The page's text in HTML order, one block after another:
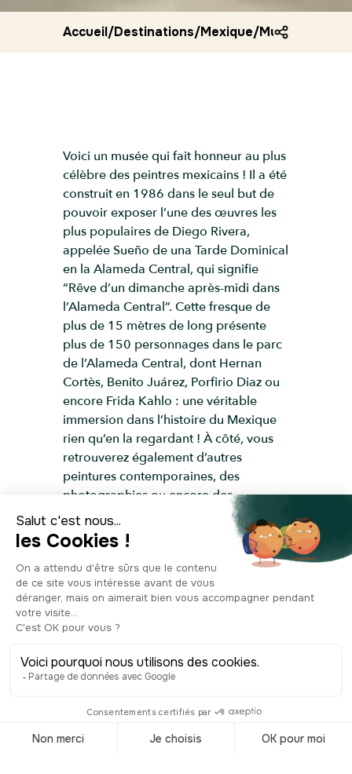
Accueil/Destinations/Mexique/Musee mural
Voici un musée qui fait honneur au plus
célèbre des peintres mexicains ! Il a été
construit en 1986 dans le seul but de
pouvoir exposer l’une des œuvres les
plus populaires de Diego Rivera,
appelée Sueño de una Tarde Dominical
en la Alameda Central, qui signifie
“Rêve d’un dimanche après-midi dans
l’Alameda Central”. Cette fresque de
plus de 15 mètres de long présente
plus de 150 personnages dans le parc
de l’Alameda Central, dont Hernan
Cortès, Benito Juárez, Porfirio Diaz ou
encore Frida Kahlo : une véritable
immersion dans l’histoire du Mexique
rien qu’en la regardant ! À côté, vous
retrouverez également d’autres
peintures contemporaines, des
photographies ou encore des
sculptures. Visite incontournable pour
ceux qui veulent voir l’un des chefs-
d'œuvre de Diego Rivera !